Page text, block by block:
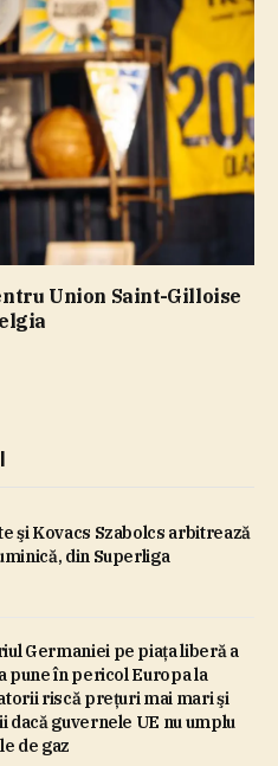
Union Saint-Gilloise
şi Kovacs Szabolcs arbitrează
din Superliga
Germaniei pe piaţa liberă a
pune în pericol Europa la
riscă preţuri mai mari şi
dacă guvernele UE nu umplu
de gaz